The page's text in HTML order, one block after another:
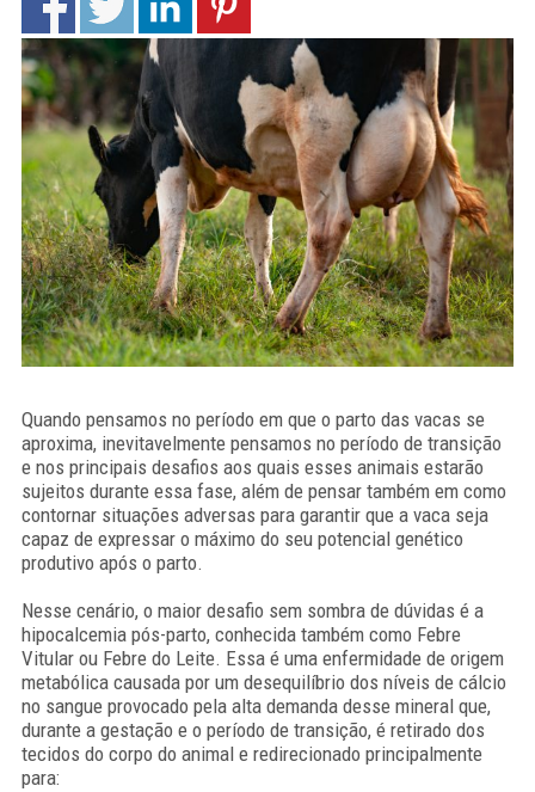
Quando pensamos no período em que o parto das vacas se
aproxima, inevitavelmente pensamos no período de transição
e nos principais desafios aos quais esses animais estarão
sujeitos durante essa fase, além de pensar também em como
contornar situações adversas para garantir que a vaca seja
capaz de expressar o máximo do seu potencial genético
produtivo após o parto.
Nesse cenário, o maior desafio sem sombra de dúvidas é a
hipocalcemia pós-parto, conhecida também como Febre
Vitular ou Febre do Leite. Essa é uma enfermidade de origem
metabólica causada por um desequilíbrio dos níveis de cálcio
no sangue provocado pela alta demanda desse mineral que,
durante a gestação e o período de transição, é retirado dos
tecidos do corpo do animal e redirecionado principalmente
para: